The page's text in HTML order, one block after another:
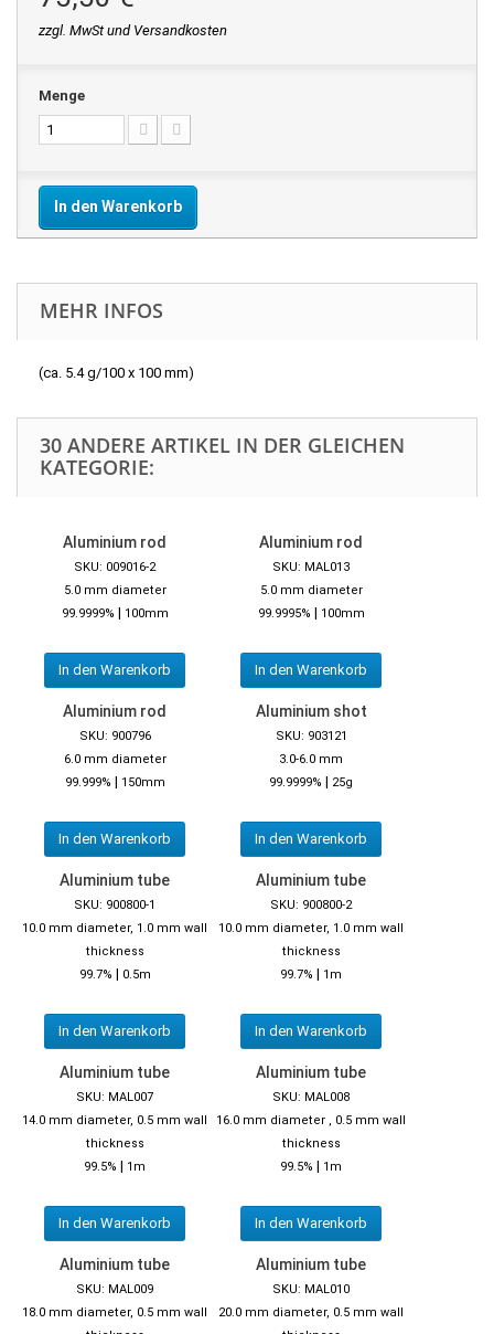
zzgl. MwSt und Versandkosten
Menge
In den Warenkorb
MEHR INFOS
(ca. 5.4 g/100 x 100 mm)
30 ANDERE ARTIKEL IN DER GLEICHEN
KATEGORIE:
Aluminium rod
SKU: 009016-2
5.0 mm diameter
99.9999% | 100mm
In den Warenkorb
Aluminium rod
SKU: MAL013
5.0 mm diameter
99.9995% | 100mm
In den Warenkorb
Aluminium rod
SKU: 900796
6.0 mm diameter
99.999% | 150mm
In den Warenkorb
Aluminium shot
SKU: 903121
3.0-6.0 mm
99.9999% | 25g
In den Warenkorb
Aluminium tube
SKU: 900800-1
10.0 mm diameter, 1.0 mm wall
thickness
99.7% | 0.5m
In den Warenkorb
Aluminium tube
SKU: 900800-2
10.0 mm diameter, 1.0 mm wall
thickness
99.7% | 1m
In den Warenkorb
Aluminium tube
SKU: MAL007
14.0 mm diameter, 0.5 mm wall
thickness
99.5% | 1m
In den Warenkorb
Aluminium tube
SKU: MAL008
16.0 mm diameter , 0.5 mm wall
thickness
99.5% | 1m
In den Warenkorb
Aluminium tube
SKU: MAL009
18.0 mm diameter, 0.5 mm wall
Aluminium tube
SKU: MAL010
20.0 mm diameter, 0.5 mm wall